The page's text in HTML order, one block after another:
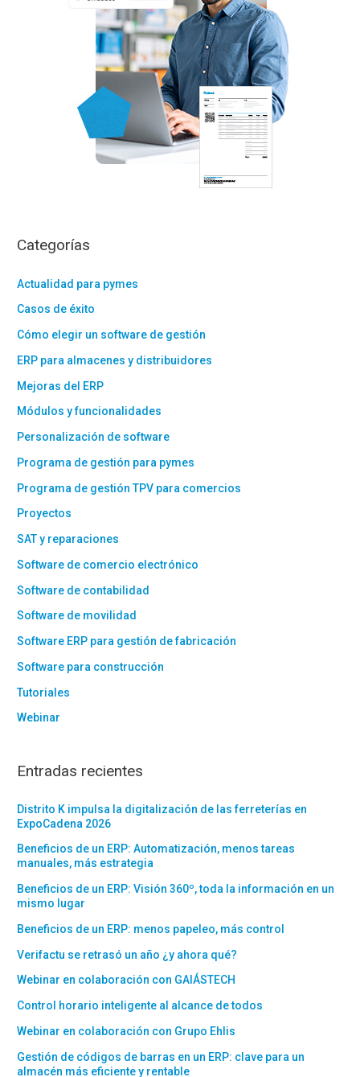
Categorías
Actualidad para pymes
Casos de éxito
Cómo elegir un software de gestión
ERP para almacenes y distribuidores
Mejoras del ERP
Módulos y funcionalidades
Personalización de software
Programa de gestión para pymes
Programa de gestión TPV para comercios
Proyectos
SAT y reparaciones
Software de comercio electrónico
Software de contabilidad
Software de movilidad
Software ERP para gestión de fabricación
Software para construcción
Tutoriales
Webinar
Entradas recientes
Distrito K impulsa la digitalización de las ferreterías en
ExpoCadena 2026
Beneficios de un ERP: Automatización, menos tareas
manuales, más estrategia
Beneficios de un ERP: Visión 360º, toda la información en un
mismo lugar
Beneficios de un ERP: menos papeleo, más control
Verifactu se retrasó un año ¿y ahora qué?
Webinar en colaboración con GAIÁSTECH
Control horario inteligente al alcance de todos
Webinar en colaboración con Grupo Ehlis
Gestión de códigos de barras en un ERP: clave para un
almacén más eficiente y rentable